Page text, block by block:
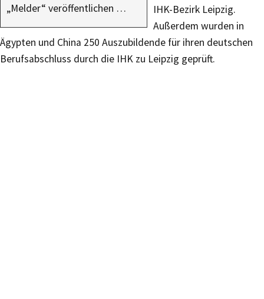
„Melder“ veröffentlichen …
IHK-Bezirk Leipzig.
Außerdem wurden in
Ägypten und China 250 Auszubildende für ihren deutschen
Berufsabschluss durch die IHK zu Leipzig geprüft.